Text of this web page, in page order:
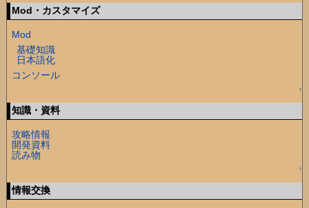
Mod・カスタマイズ
Mod
基礎知識
日本語化
コンソール
↑
知識・資料
攻略情報
開発資料
読み物
↑
情報交換